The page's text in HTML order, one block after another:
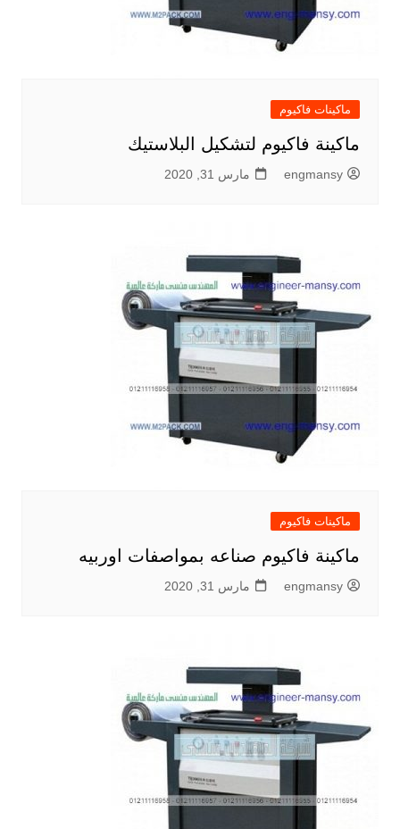
ماكينات فاكيوم
ماكينة فاكيوم لتشكيل البلاستيك
engmansy مارس 31, 2020
ماكينات فاكيوم
ماكينة فاكيوم صناعه بمواصفات اوربيه
engmansy مارس 31, 2020